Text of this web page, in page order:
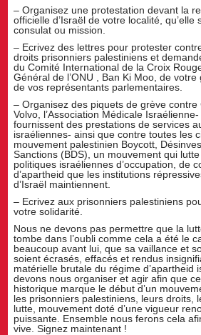
– Organisez une protestation devant la
officielle d’Israël de votre localité, qu’elle
consulat ou mission.
– Ecrivez des lettres pour protester
droits prisonniers palestiniens et
du Comité International de la Croix
Général de l’ONU , Ban Ki Moo, de
de vos représentants parlementaires.
– Organisez des piquets de grève contre
Volvo, l’Association Médicale
fournissent des prestations de services
israéliennes- ainsi que contre toutes les
mouvement palestinien Boycott,
Sanctions (BDS), un mouvement qui
politiques israéliennes d’occupation, de
d’apartheid que les institutions
d’Israël maintiennent.
– Ecrivez aux prisonniers palestiniens
votre solidarité.
Nous ne devons pas permettre que la
tombe dans l’oubli comme cela a été le
beaucoup avant lui, que sa vaillance et
soient écrasés, effacés et rendus
matérielle brutale du régime d’apartheid
devons nous organiser et agir afin que
historique marque le début d’un
les prisonniers palestiniens, leurs droits,
lutte, mouvement doté d’une vigueur
puissante. Ensemble nous ferons cela
vive. Signez maintenant !